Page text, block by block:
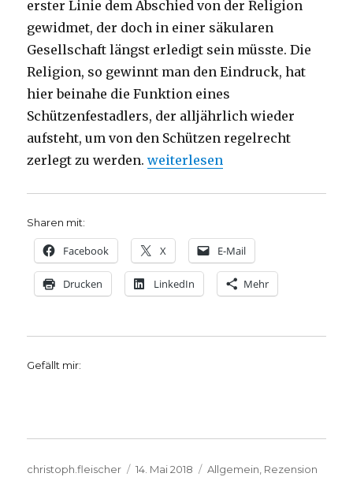
erster Linie dem Abschied von der Religion
gewidmet, der doch in einer säkularen
Gesellschaft längst erledigt sein müsste. Die
Religion, so gewinnt man den Eindruck, hat
hier beinahe die Funktion eines
Schützenfestadlers, der alljährlich wieder
aufsteht, um von den Schützen regelrecht
zerlegt zu werden.„Religion im Gedicht,
weiterlesen
Sharen mit:
Facebook X E-Mail
Drucken LinkedIn Mehr
Gefällt mir:
Autor
christoph.fleischer
Veröffentlicht
14. Mai 2018 Kategorien
Allgemein Rezension